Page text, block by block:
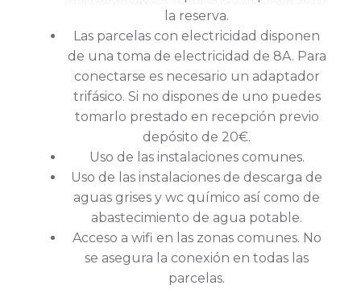
la reserva.
Las parcelas con electricidad disponen
de una toma de electricidad de 8A. Para
conectarse es necesario un adaptador
trifásico. Si no dispones de uno puedes
tomarlo prestado en recepción previo
depósito de 20€.
Uso de las instalaciones comunes.
Uso de las instalaciones de descarga de
aguas grises y wc químico así como de
abastecimiento de agua potable.
Acceso a wifi en las zonas comunes. No
se asegura la conexión en todas las
parcelas.